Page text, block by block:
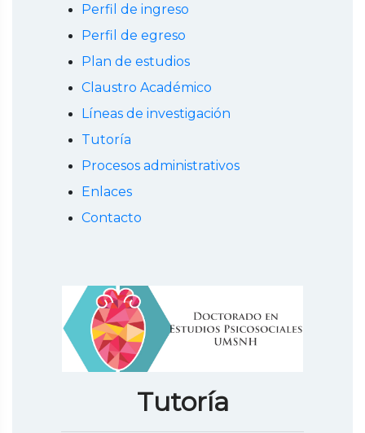
Perfil de ingreso
Perfil de egreso
Plan de estudios
Claustro Académico
Líneas de investigación
Tutoría
Procesos administrativos
Enlaces
Contacto
Tutoría